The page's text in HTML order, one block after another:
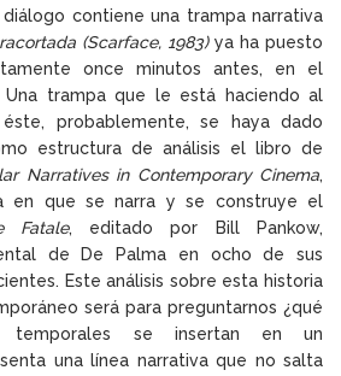
contiene una trampa narrativa
(Scarface, 1983)ya ha puesto
once minutos antes, en el
trampa que le está haciendo al
probablemente, se haya dado
estructura de análisis el libro de
Narratives in Contemporary Cinema,
en que se narra y se construye el
Fatale, editado por Bill Pankow,
de De Palma en ocho de sus
Este análisis sobre esta historia
será para preguntarnos ¿qué
temporales se insertan en un
una línea narrativa que no salta